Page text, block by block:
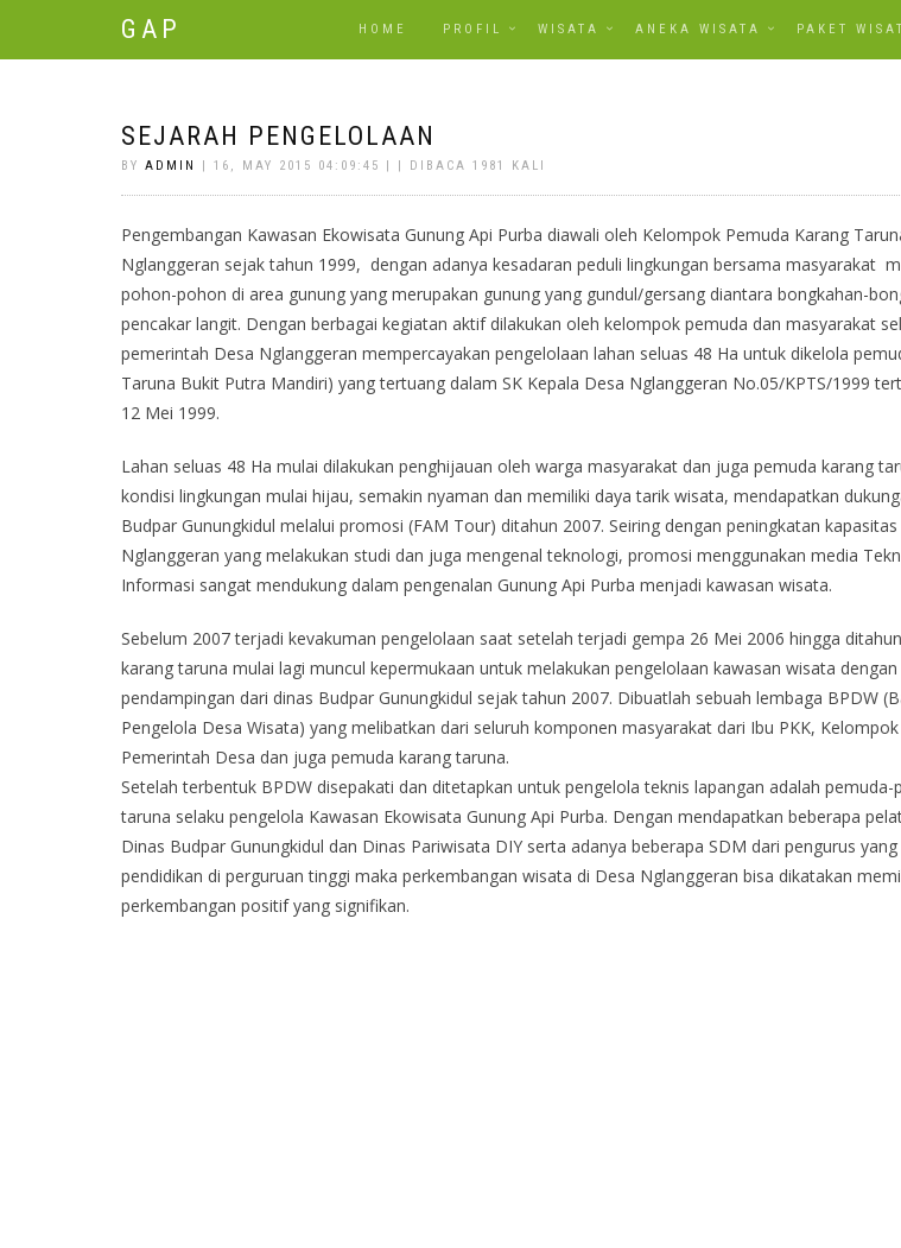
GAP HOME PROFIL WISATA ANEKA WISATA PAKET
SEJARAH PENGELOLAAN
BY ADMIN | 16, MAY 2015 04:09:45 | | DIBACA 1981 KALI
Pengembangan Kawasan Ekowisata Gunung Api Purba diawali oleh Kelompok Pemuda Karang
Nglanggeran sejak tahun 1999, dengan adanya kesadaran peduli lingkungan bersama masyarakat
pohon-pohon di area gunung yang merupakan gunung yang gundul/gersang diantara bongkahan-
pencakar langit. Dengan berbagai kegiatan aktif dilakukan oleh kelompok pemuda dan masyarakat
pemerintah Desa Nglanggeran mempercayakan pengelolaan lahan seluas 48 Ha untuk dikelola
Taruna Bukit Putra Mandiri) yang tertuang dalam SK Kepala Desa Nglanggeran No.05/KPTS/1999
12 Mei 1999.
Lahan seluas 48 Ha mulai dilakukan penghijauan oleh warga masyarakat dan juga pemuda karang
kondisi lingkungan mulai hijau, semakin nyaman dan memiliki daya tarik wisata, mendapatkan
Budpar Gunungkidul melalui promosi (FAM Tour) ditahun 2007. Seiring dengan peningkatan
Nglanggeran yang melakukan studi dan juga mengenal teknologi, promosi menggunakan media
Informasi sangat mendukung dalam pengenalan Gunung Api Purba menjadi kawasan wisata.
Sebelum 2007 terjadi kevakuman pengelolaan saat setelah terjadi gempa 26 Mei 2006 hingga
karang taruna mulai lagi muncul kepermukaan untuk melakukan pengelolaan kawasan wisata dengan
pendampingan dari dinas Budpar Gunungkidul sejak tahun 2007. Dibuatlah sebuah lembaga BPDW
Pengelola Desa Wisata) yang melibatkan dari seluruh komponen masyarakat dari Ibu PKK,
Pemerintah Desa dan juga pemuda karang taruna.
Setelah terbentuk BPDW disepakati dan ditetapkan untuk pengelola teknis lapangan adalah pemuda-
taruna selaku pengelola Kawasan Ekowisata Gunung Api Purba. Dengan mendapatkan beberapa
Dinas Budpar Gunungkidul dan Dinas Pariwisata DIY serta adanya beberapa SDM dari pengurus
pendidikan di perguruan tinggi maka perkembangan wisata di Desa Nglanggeran bisa dikatakan
perkembangan positif yang signifikan.